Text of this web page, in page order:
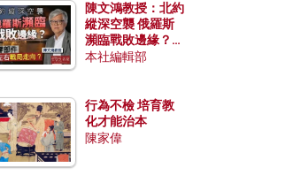
陳文鴻教授：北約
縱深空襲 俄羅斯
瀕臨戰敗邊緣？中
國零部件能左右戰
本社編輯部
行為不檢 培育教
化才能治本
陳家偉